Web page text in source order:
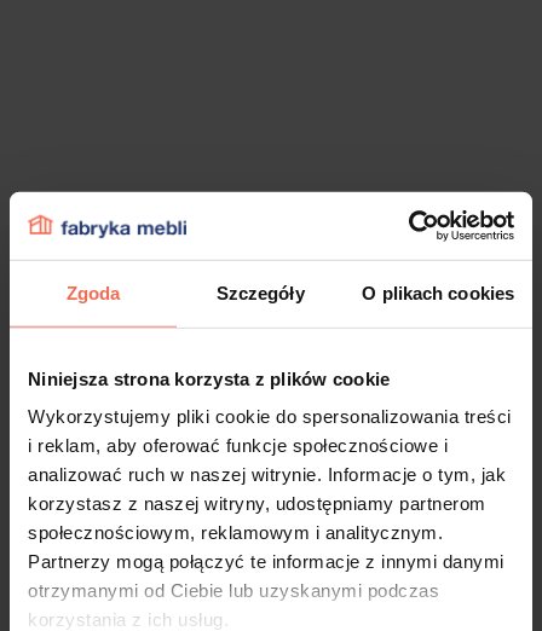
Zgoda Szczegóły O plikach cookies
Niniejsza strona korzysta z plików cookie
Wykorzystujemy pliki cookie do spersonalizowania treści
i reklam, aby oferować funkcje społecznościowe i
analizować ruch w naszej witrynie. Informacje o tym, jak
korzystasz z naszej witryny, udostępniamy partnerom
społecznościowym, reklamowym i analitycznym.
Partnerzy mogą połączyć te informacje z innymi danymi
otrzymanymi od Ciebie lub uzyskanymi podczas
korzystania z ich usług.